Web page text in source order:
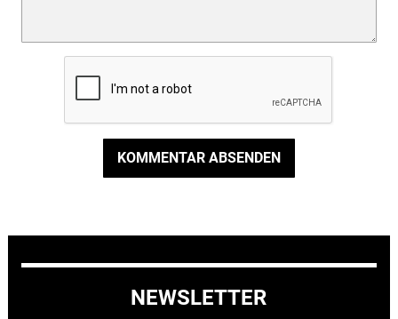
KOMMENTAR ABSENDEN
NEWSLETTER